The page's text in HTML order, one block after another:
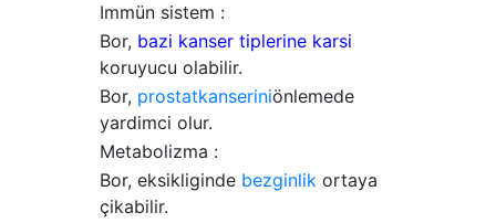
Immün sistem :
Bor, bazi kanser tiplerine karsi
koruyucu olabilir.
Bor, prostatkanseriniönlemede
yardimci olur.
Metabolizma :
Bor, eksikliginde bezginlik ortaya
çikabilir.